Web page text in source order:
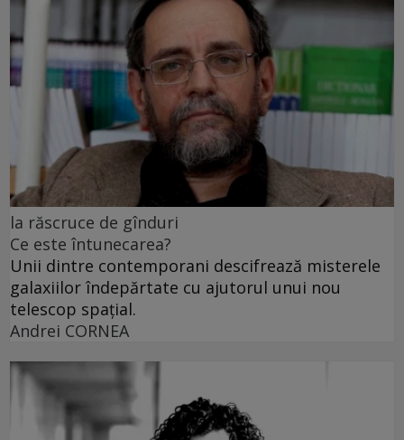
la răscruce de gînduri
Ce este întunecarea?
Unii dintre contemporani descifrează misterele
galaxiilor îndepărtate cu ajutorul unui nou
telescop spațial.
Andrei CORNEA